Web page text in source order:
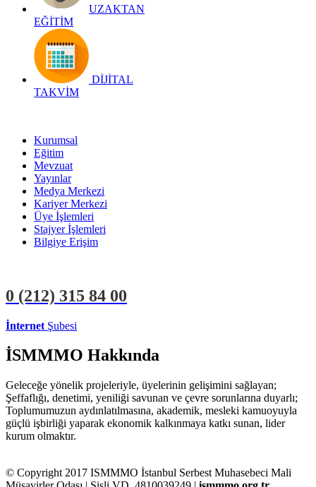
UZAKTAN
EĞİTİM
DİJİTAL
TAKVİM
Kurumsal
Eğitim
Mevzuat
Yayınlar
Medya Merkezi
Kariyer Merkezi
Üye İşlemleri
Stajyer İşlemleri
Bilgiye Erişim
0 (212) 315 84 00
İnternet Şubesi
İSMMMO Hakkında
Geleceğe yönelik projeleriyle, üyelerinin gelişimini sağlayan;
Şeffaflığı, denetimi, yeniliği savunan ve çevre sorunlarına duyarlı;
Toplumumuzun aydınlatılmasına, akademik, mesleki kamuoyuyla
güçlü işbirliği yaparak ekonomik kalkınmaya katkı sunan, lider
kurum olmaktır.
© Copyright 2017 ISMMMO İstanbul Serbest Muhasebeci Mali